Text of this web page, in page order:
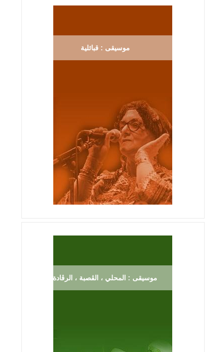
موسيقى : قبائلية
موسيقى : المحلي ، الڨصبة ، الرڨادة